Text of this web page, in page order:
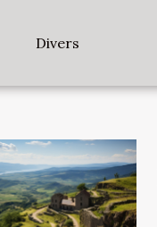
Divers